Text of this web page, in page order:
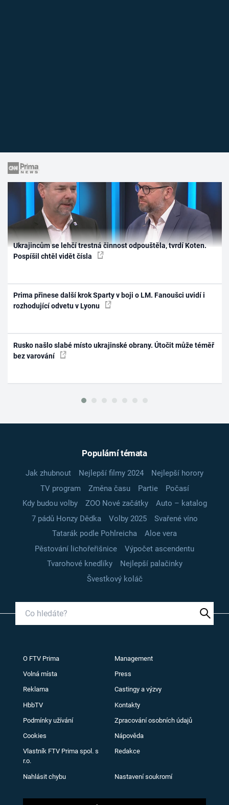
Ukrajincům se lehčí trestná činnost odpouštěla, tvrdí Koten.
Pospíšil chtěl vidět čísla
Prima přinese další krok Sparty v boji o LM. Fanoušci uvidí i
rozhodující odvetu v Lyonu
Rusko našlo slabé místo ukrajinské obrany. Útočit může téměř
bez varování
Populární témata
Jak zhubnout Nejlepší filmy 2024
Nejlepší horory
TV program
Změna času Partie
Počasí
Kdy budou volby
ZOO Nové začátky
Auto – katalog
7 pádů Honzy Dědka
Volby 2025
Svařené víno
Tatarák podle Pohlreicha
Aloe vera
Pěstování lichořeřišnice
Výpočet ascendentu
Tvarohové knedlíky
Nejlepší palačinky
Švestkový koláč
O FTV Prima Management
Volná místa Press
Reklama Castingy a výzvy
HbbTV Kontakty
Podmínky užívání Zpracování osobních údajů
Cookies Nápověda
Vlastník FTV Prima spol. s
r.o.
Redakce
Nahlásit chybu Nastavení soukromí